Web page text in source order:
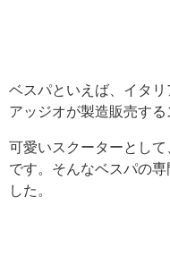
ベスパといえば、イタ
アッジオが製造販売する
可愛いスクーターとし
です。そんなベスパの
した。